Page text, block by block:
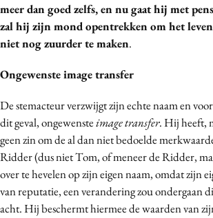
meer dan goed zelfs, en nu gaat hij met
zal hij zijn mond opentrekken om het
niet nog zuurder te maken.
Ongewenste image transfer
De stemacteur verzwijgt zijn echte naam en
dit geval, ongewensteimagetransfer. Hij heeft,
geen zin om de al dan niet bedoelde
Ridder (dus niet Tom, of meneer de Ridder,
over te hevelen op zijn eigen naam, omdat zijn
van reputatie, een verandering zou ondergaan
acht. Hij beschermt hiermee de waarden van